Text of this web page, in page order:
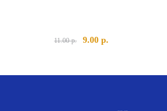
11.00р.
Первоначальная
11.00 р..
9.00р.